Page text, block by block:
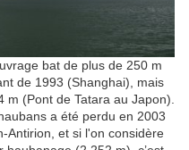
bat de plus de 250 m
de 1993 (Shanghai), mais
m (Pont de Tatara au Japon).
a été perdu en 2003
Antirion, et si l'on considère